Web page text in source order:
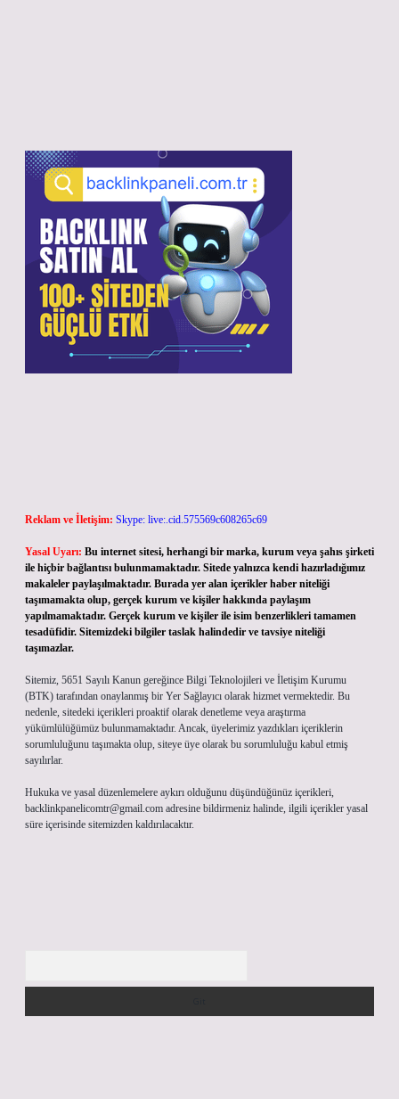
Reklam ve İletişim: Skype: live:.cid.575569c608265c69
Yasal Uyarı: Bu internet sitesi, herhangi bir marka, kurum veya şahıs şirketi
ile hiçbir bağlantısı bulunmamaktadır. Sitede yalnızca kendi hazırladığımız
makaleler paylaşılmaktadır. Burada yer alan içerikler haber niteliği
taşımamakta olup, gerçek kurum ve kişiler hakkında paylaşım
yapılmamaktadır. Gerçek kurum ve kişiler ile isim benzerlikleri tamamen
tesadüfidir. Sitemizdeki bilgiler taslak halindedir ve tavsiye niteliği
taşımazlar.
Sitemiz, 5651 Sayılı Kanun gereğince Bilgi Teknolojileri ve İletişim Kurumu
(BTK) tarafından onaylanmış bir Yer Sağlayıcı olarak hizmet vermektedir. Bu
nedenle, sitedeki içerikleri proaktif olarak denetleme veya araştırma
yükümlülüğümüz bulunmamaktadır. Ancak, üyelerimiz yazdıkları içeriklerin
sorumluluğunu taşımakta olup, siteye üye olarak bu sorumluluğu kabul etmiş
sayılırlar.
Hukuka ve yasal düzenlemelere aykırı olduğunu düşündüğünüz içerikleri,
backlinkpanelicomtr@gmail.com adresine bildirmeniz halinde, ilgili içerikler yasal
süre içerisinde sitemizden kaldırılacaktır.